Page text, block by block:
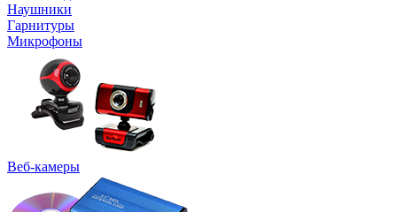
Наушники
Гарнитуры
Микрофоны
Веб-камеры